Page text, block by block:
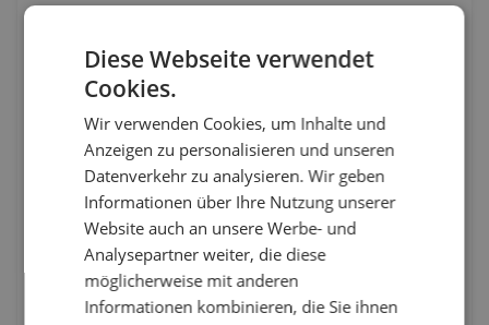
Diese Webseite verwendet
Cookies.
Wir verwenden Cookies, um Inhalte und
Anzeigen zu personalisieren und unseren
Datenverkehr zu analysieren. Wir geben
Informationen über Ihre Nutzung unserer
Website auch an unsere Werbe- und
Analysepartner weiter, die diese
möglicherweise mit anderen
Informationen kombinieren, die Sie ihnen